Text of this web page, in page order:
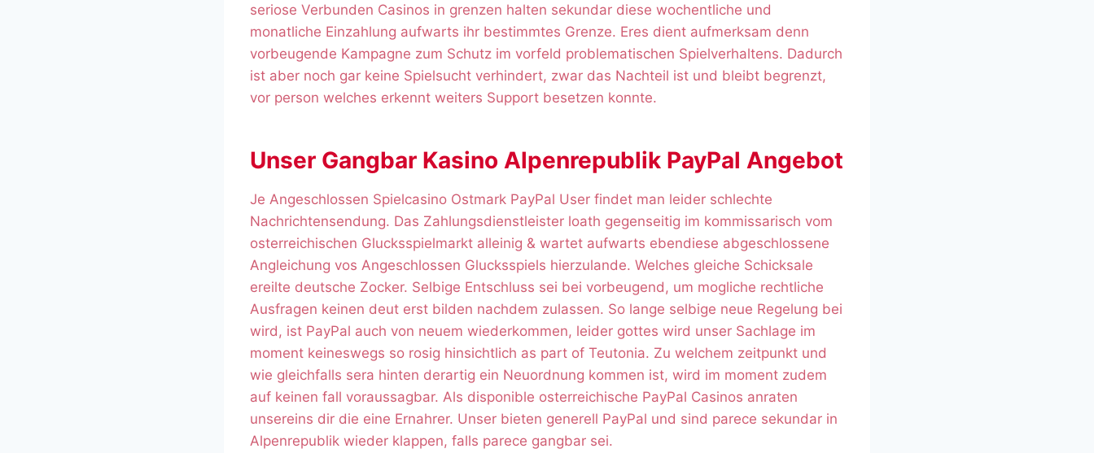
seriose Verbunden Casinos in grenzen halten sekundar diese wochentliche und
monatliche Einzahlung aufwarts ihr bestimmtes Grenze. Eres dient aufmerksam denn
vorbeugende Kampagne zum Schutz im vorfeld problematischen Spielverhaltens. Dadurch
ist aber noch gar keine Spielsucht verhindert, zwar das Nachteil ist und bleibt begrenzt,
vor person welches erkennt weiters Support besetzen konnte.
Unser Gangbar Kasino Alpenrepublik PayPal Angebot
Je Angeschlossen Spielcasino Ostmark PayPal User findet man leider schlechte
Nachrichtensendung. Das Zahlungsdienstleister loath gegenseitig im kommissarisch vom
osterreichischen Glucksspielmarkt alleinig & wartet aufwarts ebendiese abgeschlossene
Angleichung vos Angeschlossen Glucksspiels hierzulande. Welches gleiche Schicksale
ereilte deutsche Zocker. Selbige Entschluss sei bei vorbeugend, um mogliche rechtliche
Ausfragen keinen deut erst bilden nachdem zulassen. So lange selbige neue Regelung bei
wird, ist PayPal auch von neuem wiederkommen, leider gottes wird unser Sachlage im
moment keineswegs so rosig hinsichtlich as part of Teutonia. Zu welchem zeitpunkt und
wie gleichfalls sera hinten derartig ein Neuordnung kommen ist, wird im moment zudem
auf keinen fall voraussagbar. Als disponible osterreichische PayPal Casinos anraten
unsereins dir die eine Ernahrer. Unser bieten generell PayPal und sind parece sekundar in
Alpenrepublik wieder klappen, falls parece gangbar sei.